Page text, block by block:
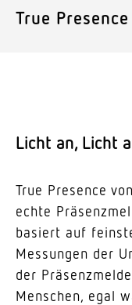
True Presence
Licht an, Licht
True Presence
echte
basiert auf
Messungen der
der
Menschen, egal